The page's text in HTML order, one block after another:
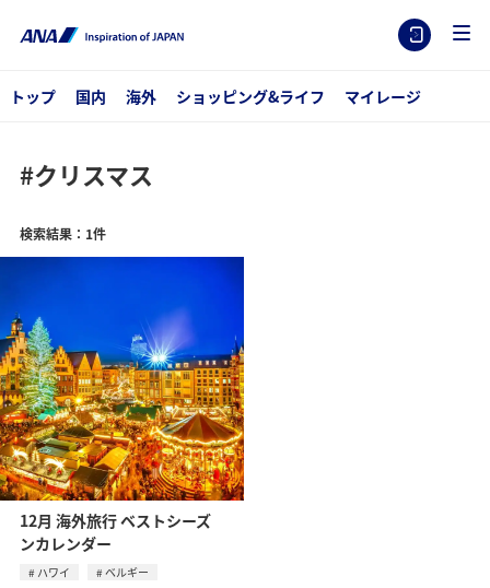
トップ 国内 海外 ショッピング&ライフ マイレージ
#クリスマス
検索結果：1件
12月 海外旅行 ベストシーズ
ンカレンダー
ハワイ
ベルギー